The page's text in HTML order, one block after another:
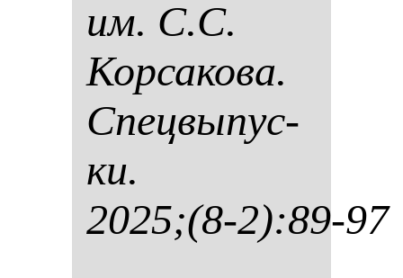
им. С.С.
Кор­са­ко­ва.
Спец­вы­пус­
ки.
2025;(8-2):89-97